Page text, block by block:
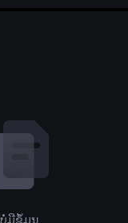
ບໍ່ມີຂໍ້ມູນ